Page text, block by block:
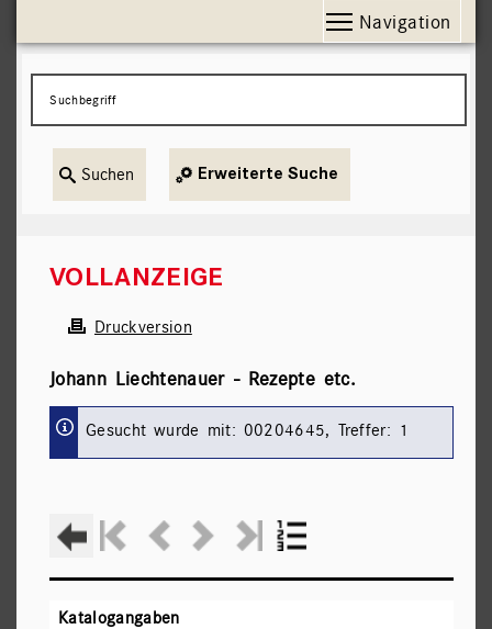
Navigation
Suchbegriff
AKTUELLE SEITE:
VOLLANZEIGE
Druckversion
Aktuelle Seite:
Johann Liechtenauer - Rezepte etc.
Gesucht wurde mit: 00204645, Treffer: 1
Katalogangaben